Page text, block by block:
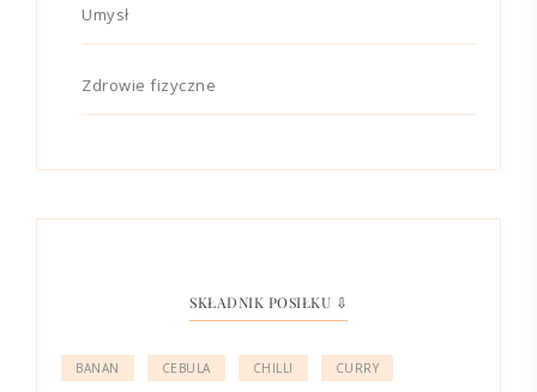
Umysł
Zdrowie fizyczne
SKŁADNIK POSIŁKU ⇩
BANAN CEBULA CHILLI CURRY